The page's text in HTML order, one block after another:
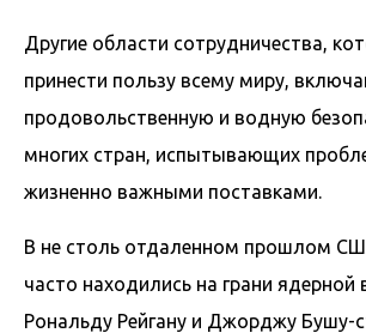
Другие области сотрудничества,
принести пользу всему миру,
продовольственную и водную
многих стран, испытывающих
жизненно важными поставками.
В не столь отдаленном прошлом
часто находились на грани ядерной
Рональду Рейгану и Джорджу Бушу-